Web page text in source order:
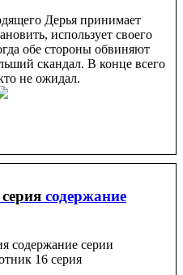
Дерья принимает
использует своего
обе стороны обвиняют
скандал. В конце всего
не ожидал.
содержание
16 серия